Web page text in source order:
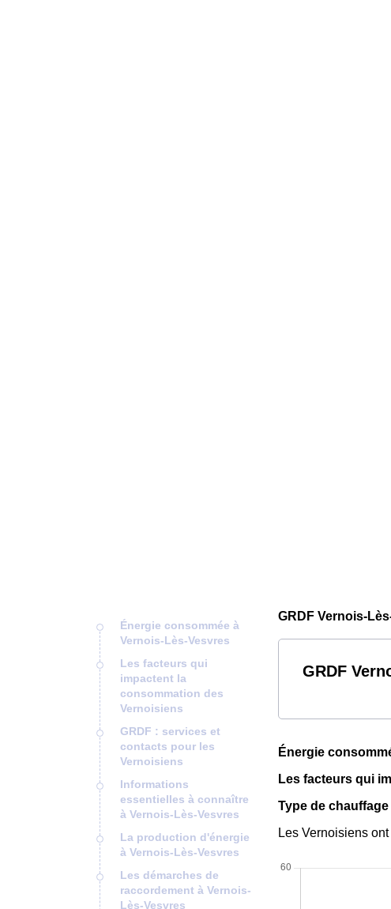
Énergie consommée à
Vernois-Lès-Vesvres
Les facteurs qui
impactent la
consommation des
Vernoisiens
GRDF : services et
contacts pour les
Vernoisiens
Informations
essentielles à connaître
à Vernois-Lès-Vesvres
La production d'énergie
à Vernois-Lès-Vesvres
Les démarches de
raccordement à Vernois-
Lès-Vesvres
GRDF Vernois-
GRDF
Énergie
Les facteurs qui
Type de
Les Vernoisiens